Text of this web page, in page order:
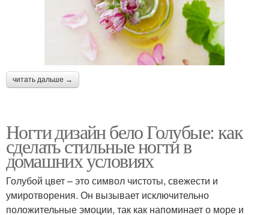
читать дальше →
Ногти дизайн бело Голубые: как
сделать стильные ногти в
домашних условиях
Голубой цвет – это символ чистоты, свежести и
умиротворения. Он вызывает исключительно
положительные эмоции, так как напоминает о море и